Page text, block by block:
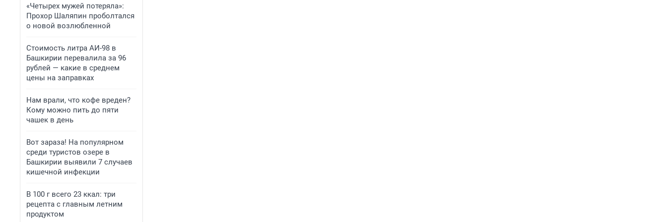
«Четырех мужей потеряла»:
Прохор Шаляпин проболтался
о новой возлюбленной
Стоимость литра АИ-98 в
Башкирии перевалила за 96
рублей — какие в среднем
цены на заправках
Нам врали, что кофе вреден?
Кому можно пить до пяти
чашек в день
Вот зараза! На популярном
среди туристов озере в
Башкирии выявили 7 случаев
кишечной инфекции
В 100 г всего 23 ккал: три
рецепта с главным летним
продуктом